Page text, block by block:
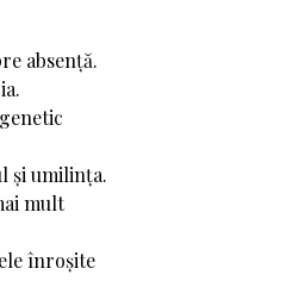
absență.
și umilința.
mult
înroșite